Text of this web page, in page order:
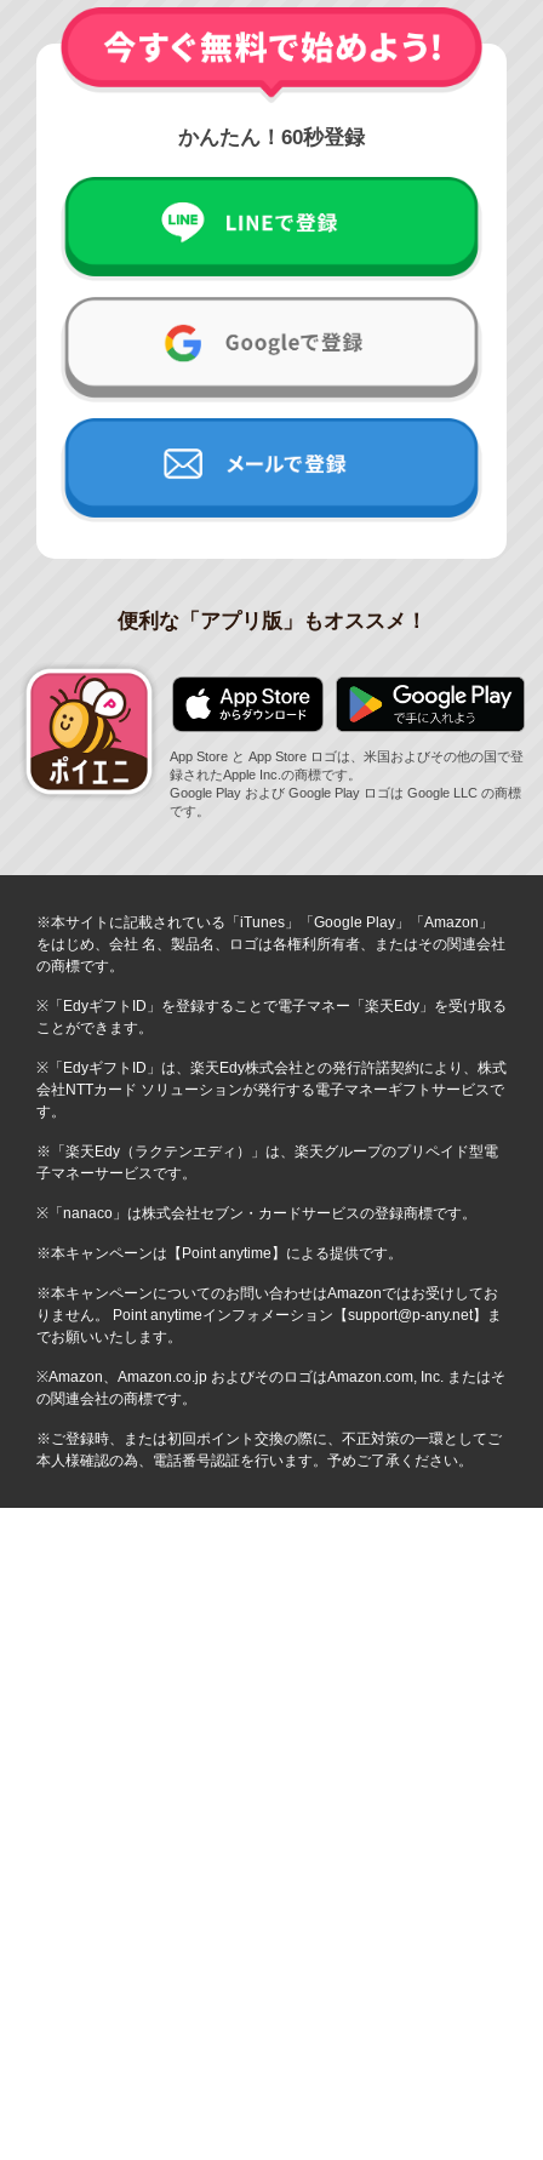
かんたん！60秒登録
便利な「アプリ版」もオススメ！
App Store と App Store ロゴは、米国およびその他の国で登
録されたApple Inc.の商標です。
Google Play および Google Play ロゴは Google LLC の商標
です。
※本サイトに記載されている「iTunes」「Google Play」「Amazon」
をはじめ、会社 名、製品名、ロゴは各権利所有者、またはその関連会社
の商標です。
※「EdyギフトID」を登録することで電子マネー「楽天Edy」を受け取る
ことができます。
※「EdyギフトID」は、楽天Edy株式会社との発行許諾契約により、株式
会社NTTカード ソリューションが発行する電子マネーギフトサービスで
す。
※「楽天Edy（ラクテンエディ）」は、楽天グループのプリペイド型電
子マネーサービスです。
※「nanaco」は株式会社セブン・カードサービスの登録商標です。
※本キャンペーンは【Point anytime】による提供です。
※本キャンペーンについてのお問い合わせはAmazonではお受けしてお
りません。 Point anytimeインフォメーション【support@p-any.net】ま
でお願いいたします。
※Amazon、Amazon.co.jp およびそのロゴはAmazon.com, Inc. またはそ
の関連会社の商標です。
※ご登録時、または初回ポイント交換の際に、不正対策の一環としてご
本人様確認の為、電話番号認証を行います。予めご了承ください。